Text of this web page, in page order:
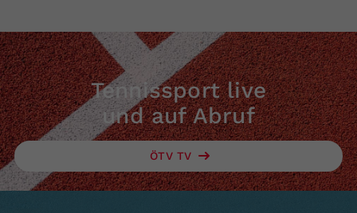
Tennissport live
und auf Abruf
ÖTV TV